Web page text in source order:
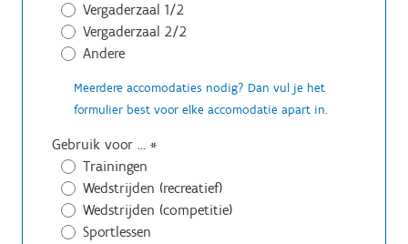
Vergaderzaal 1/2
Vergaderzaal 2/2
Andere
Meerdere accomodaties nodig? Dan vul je het
formulier best voor elke accomodatie apart in.
Gebruik voor ... *
Trainingen
Wedstrijden (recreatief)
Wedstrijden (competitie)
Sportlessen